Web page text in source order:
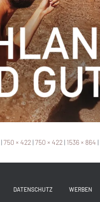
|750 × 422|750 × 422| 1536 × 864 |
DATENSCHUTZ WERBEN